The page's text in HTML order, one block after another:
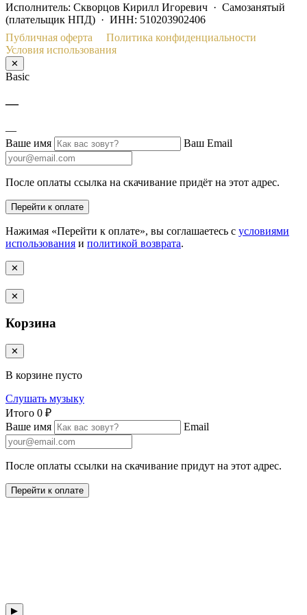
Исполнитель: Скворцов Кирилл Игоревич · Самозанятый
(плательщик НПД) · ИНН: 510203902406
Публичная оферта
Политика конфиденциальности
Условия использования
✕
Basic
—
—
Ваше имя
Ваш Email
После оплаты ссылка на скачивание придёт на этот адрес.
Перейти к оплате
Нажимая «Перейти к оплате», вы соглашаетесь с условиями
использования и политикой возврата.
✕
✕
Корзина
✕
В корзине пусто
Слушать музыку
Итого 0 ₽
Ваше имя
Email
После оплаты ссылки на скачивание придут на этот адрес.
Перейти к оплате
▶